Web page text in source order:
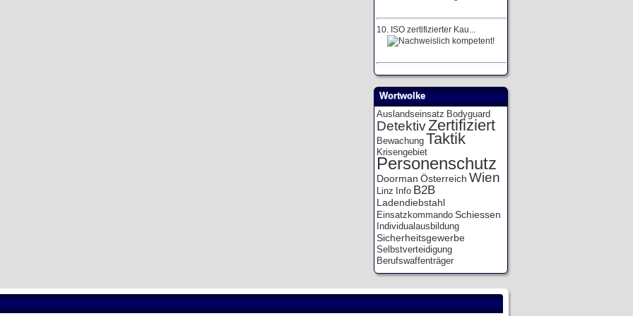
10. ISO zertifizierter Kau...
Wortwolke
Auslandseinsatz Bodyguard
DetektivZertifiziert
Bewachung Taktik
Krisengebiet
Personenschutz
Doorman Österreich Wien
Linz Info B2B
Ladendiebstahl
Einsatzkommando Schiessen
Individualausbildung
Sicherheitsgewerbe
Selbstverteidigung
Berufswaffenträger